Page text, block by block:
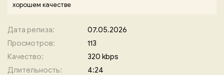
хорошем качестве
Дата релиза:
07.05.2026
Просмотров:
113
Качество:
320 kbps
Длительность:
4:24